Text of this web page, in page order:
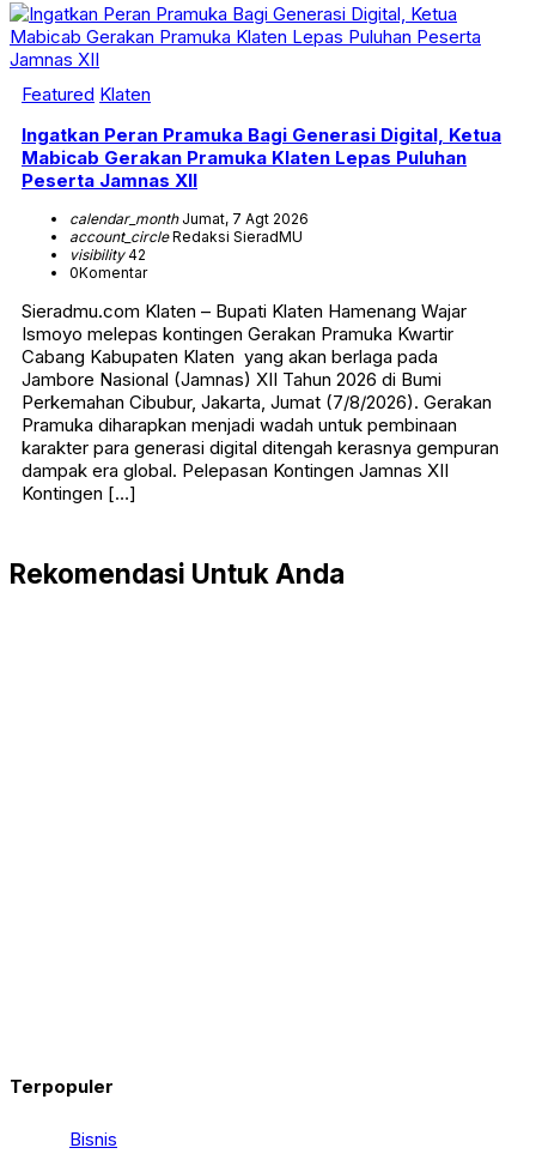
Featured Klaten
Ingatkan Peran Pramuka Bagi Generasi Digital, Ketua
Mabicab Gerakan Pramuka Klaten Lepas Puluhan
Peserta Jamnas XII
calendar_monthJumat, 7 Agt 2026
account_circleRedaksi SieradMU
visibility42
0Komentar
Sieradmu.com Klaten – Bupati Klaten Hamenang Wajar
Ismoyo melepas kontingen Gerakan Pramuka Kwartir
Cabang Kabupaten Klaten yang akan berlaga pada
Jambore Nasional (Jamnas) XII Tahun 2026 di Bumi
Perkemahan Cibubur, Jakarta, Jumat (7/8/2026). Gerakan
Pramuka diharapkan menjadi wadah untuk pembinaan
karakter para generasi digital ditengah kerasnya gempuran
dampak era global. Pelepasan Kontingen Jamnas XII
Kontingen […]
Rekomendasi Untuk Anda
Terpopuler
Bisnis